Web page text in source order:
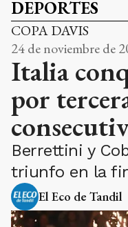
DEPORTES
COPA DAVIS
24 de noviembre de
Italia
por
Berrettini y
triunfo en la
El Eco de Tandil